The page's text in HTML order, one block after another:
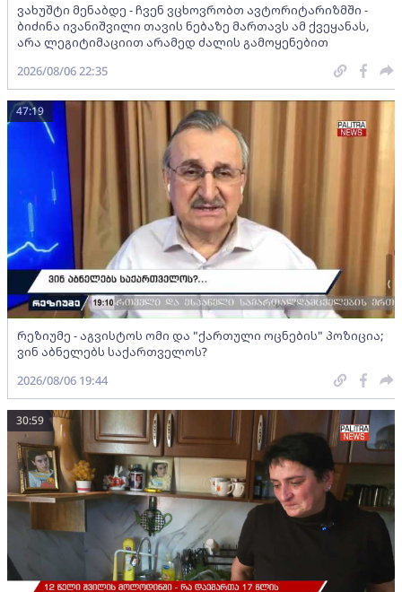
ვახუშტი მენაბდე - ჩვენ ვცხოვრობთ ავტორიტარიზმში -
ბიძინა ივანიშვილი თავის ნებაზე მართავს ამ ქვეყანას,
არა ლეგიტიმაციით არამედ ძალის გამოყენებით
2026/08/06 22:35
რეზიუმე - აგვისტოს ომი და "ქართული ოცნების" პოზიცია;
ვინ აბნელებს საქართველოს?
47:19
2026/08/06 19:44
30:59